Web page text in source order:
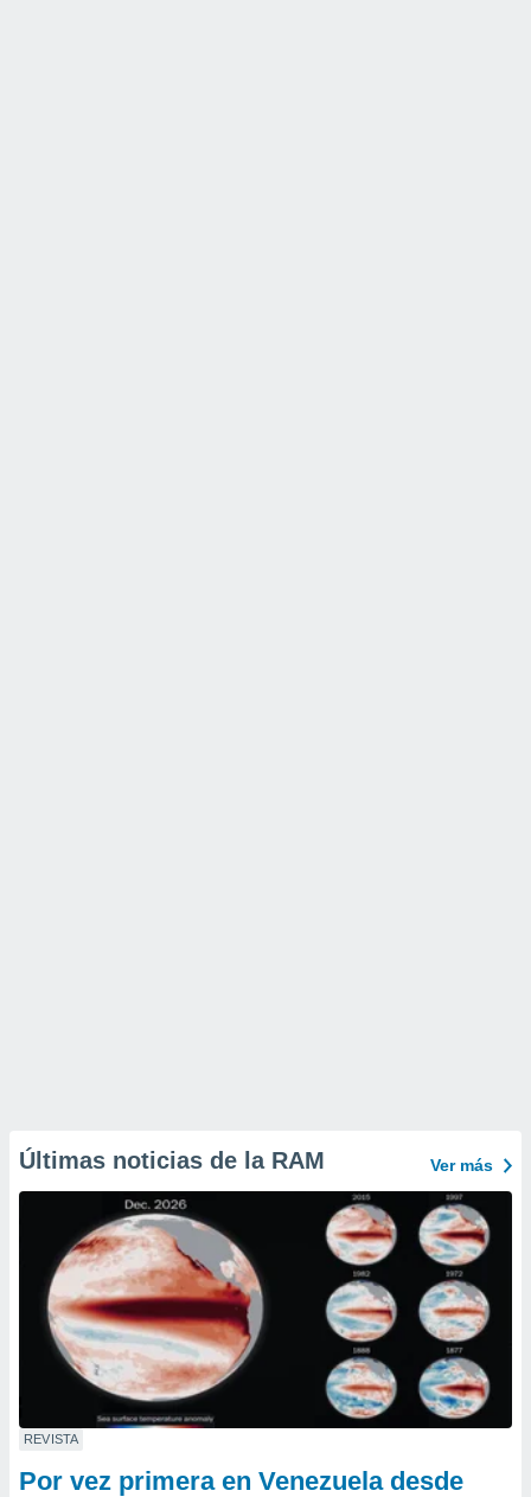
Últimas noticias de la RAM Ver más
REVISTA
Por vez primera en Venezuela desde